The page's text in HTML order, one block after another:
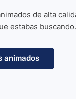
de alta
estabas buscando.
animados